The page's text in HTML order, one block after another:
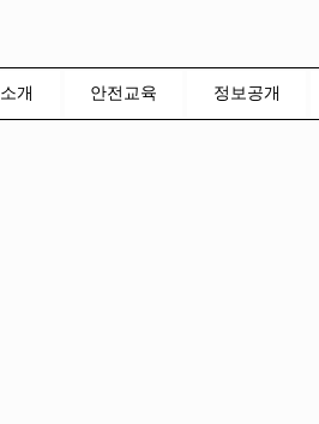
소개 안전교육 정보공개